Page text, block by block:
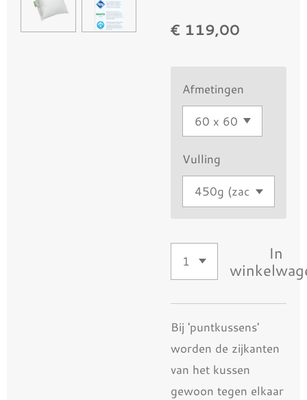
€ 119,00
Afmetingen
Vulling
In
Bij 'puntkussens'
worden de zijkanten
van het kussen
gewoon tegen elkaar